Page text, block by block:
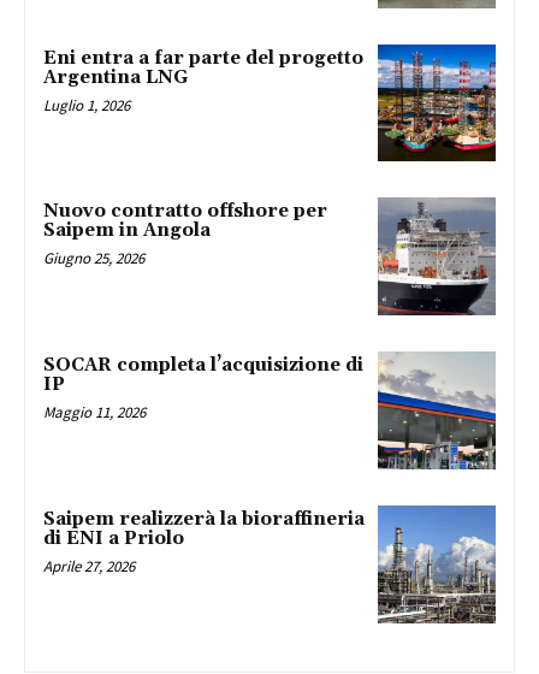
Eni entra a far parte del progetto
Argentina LNG
Luglio 1, 2026
Nuovo contratto offshore per
Saipem in Angola
Giugno 25, 2026
SOCAR completa l’acquisizione di
IP
Maggio 11, 2026
Saipem realizzerà la bioraffineria
di ENI a Priolo
Aprile 27, 2026